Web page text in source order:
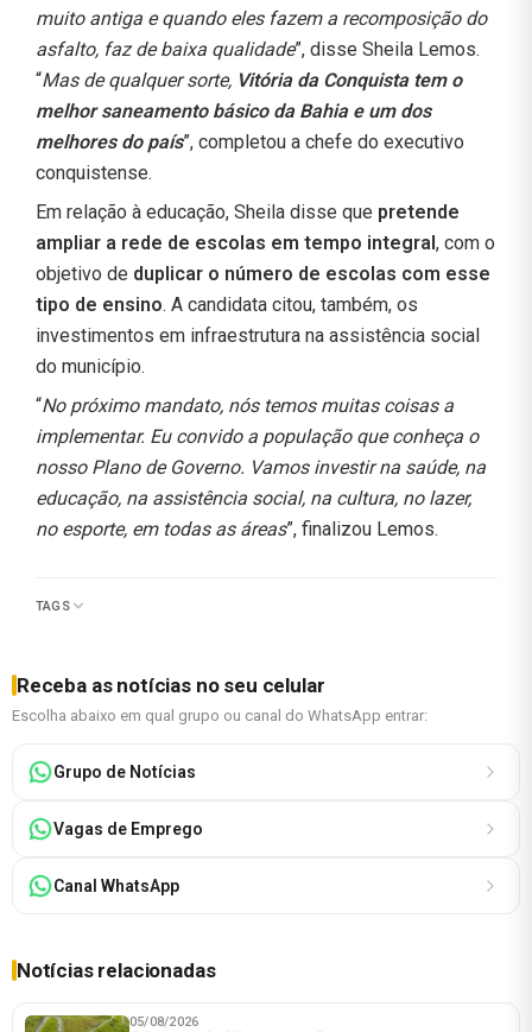
muito antiga e quando eles fazem a recomposição do
asfalto, faz de baixa qualidade”, disse Sheila Lemos.
“Mas de qualquer sorte, Vitória da Conquista tem o
melhor saneamento básico da Bahia e um dos
melhores do país”, completou a chefe do executivo
conquistense.
Em relação à educação, Sheila disse que pretende
ampliar a rede de escolas em tempo integral, com o
objetivo de duplicar o número de escolas com esse
tipo de ensino. A candidata citou, também, os
investimentos em infraestrutura na assistência social
do município.
“No próximo mandato, nós temos muitas coisas a
implementar. Eu convido a população que conheça o
nosso Plano de Governo. Vamos investir na saúde, na
educação, na assistência social, na cultura, no lazer,
no esporte, em todas as áreas”, finalizou Lemos.
TAGS
Receba as notícias no seu celular
Escolha abaixo em qual grupo ou canal do WhatsApp entrar:
Grupo de Notícias
Vagas de Emprego
Canal WhatsApp
Notícias relacionadas
05/08/2026